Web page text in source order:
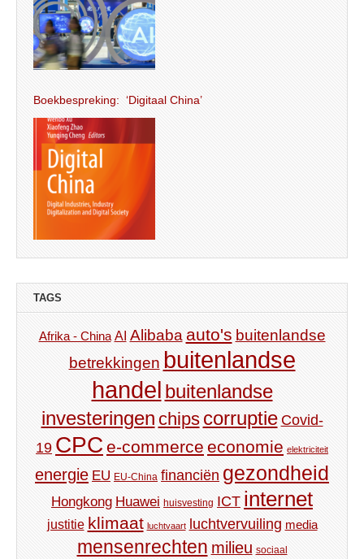
Boekbespreking: ‘Digitaal China’
TAGS
Afrika - China AI Alibaba auto's buitenlandse
betrekkingen buitenlandse
handel buitenlandse
investeringen chips corruptie Covid-
19 CPC e-commerce economie elektriciteit
energie EU EU-China financiën gezondheid
Hongkong Huawei huisvesting ICT internet
justitie klimaat luchtvaart luchtvervuiling media
mensenrechten milieu sociaal